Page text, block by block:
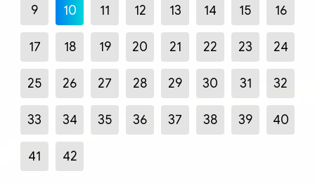
9 10 11 12 13 14 15 16
17 18 19 20 21 22 23 24
25 26 27 28 29 30 31 32
33 34 35 36 37 38 39 40
41 42